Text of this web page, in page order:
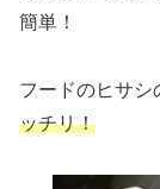
簡単！
フードのヒサシ
ッチリ！